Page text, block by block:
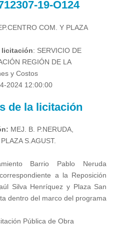
19-O124
COM. Y PLAZA
licitación: SERVICIO DE
REGIÓN DE LA
y Costos
2024 12:00:00
de la licitación
MEJ. B. P.NERUDA,
S.AGUST.
Barrio Pablo Neruda
a la Reposición
Silva Henríquez y Plaza San
dentro del marco del programa
Pública de Obra